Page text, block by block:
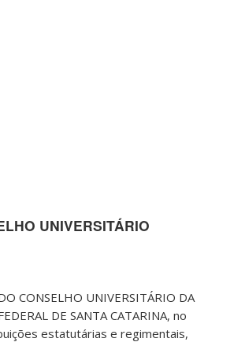
UNIVERSITÁRIO
CONSELHO UNIVERSITÁRIO DA
DE SANTA CATARINA, no
estatutárias e regimentais,